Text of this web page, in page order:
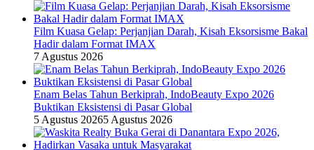
Film Kuasa Gelap: Perjanjian Darah, Kisah Eksorsisme Bakal
Hadir dalam Format IMAX
7 Agustus 2026
Enam Belas Tahun Berkiprah, IndoBeauty Expo 2026
Buktikan Eksistensi di Pasar Global
5 Agustus 20265 Agustus 2026